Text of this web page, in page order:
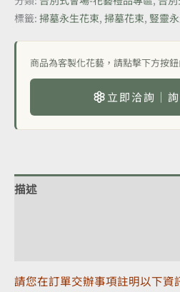
標籤: 掃墓永生花束, 掃墓花束, 豎靈
商品為客製化花藝，請點擊下方按
立即洽詢｜
描述
請您在訂單交辦事項註明以下資